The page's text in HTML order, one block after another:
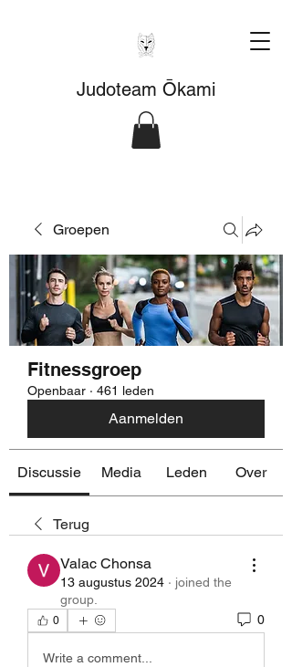
Judoteam Ōkami
Groepen
Fitnessgroep
Openbaar · 461 leden
Aanmelden
Discussie Media Leden Over
Terug
Valac Chonsa
13 augustus 2024 · joined the
group.
0 0
Write a comment...